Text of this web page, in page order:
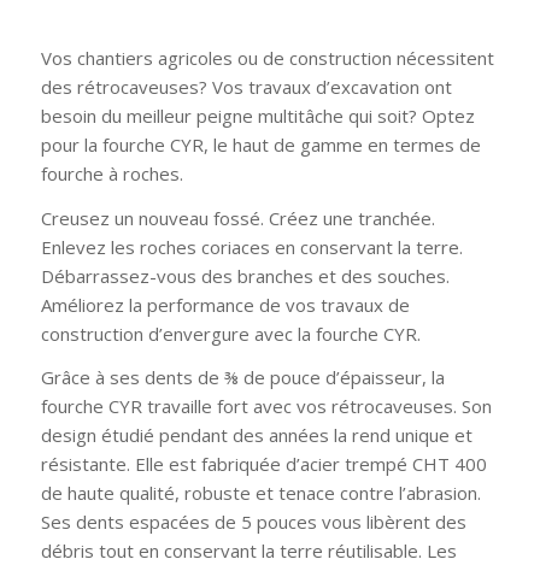
Vos chantiers agricoles ou de construction nécessitent
des rétrocaveuses? Vos travaux d’excavation ont
besoin du meilleur peigne multitâche qui soit? Optez
pour la fourche CYR, le haut de gamme en termes de
fourche à roches.
Creusez un nouveau fossé. Créez une tranchée.
Enlevez les roches coriaces en conservant la terre.
Débarrassez-vous des branches et des souches.
Améliorez la performance de vos travaux de
construction d’envergure avec la fourche CYR.
Grâce à ses dents de ⅜ de pouce d’épaisseur, la
fourche CYR travaille fort avec vos rétrocaveuses. Son
design étudié pendant des années la rend unique et
résistante. Elle est fabriquée d’acier trempé CHT 400
de haute qualité, robuste et tenace contre l’abrasion.
Ses dents espacées de 5 pouces vous libèrent des
débris tout en conservant la terre réutilisable. Les